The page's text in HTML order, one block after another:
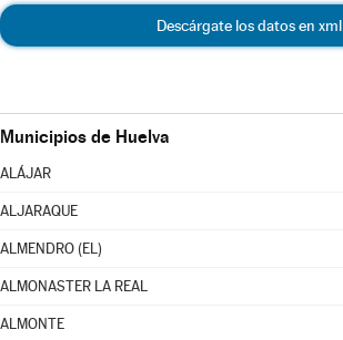
Descárgate los datos en xml
Municipios de Huelva
ALÁJAR
ALJARAQUE
ALMENDRO (EL)
ALMONASTER LA REAL
ALMONTE